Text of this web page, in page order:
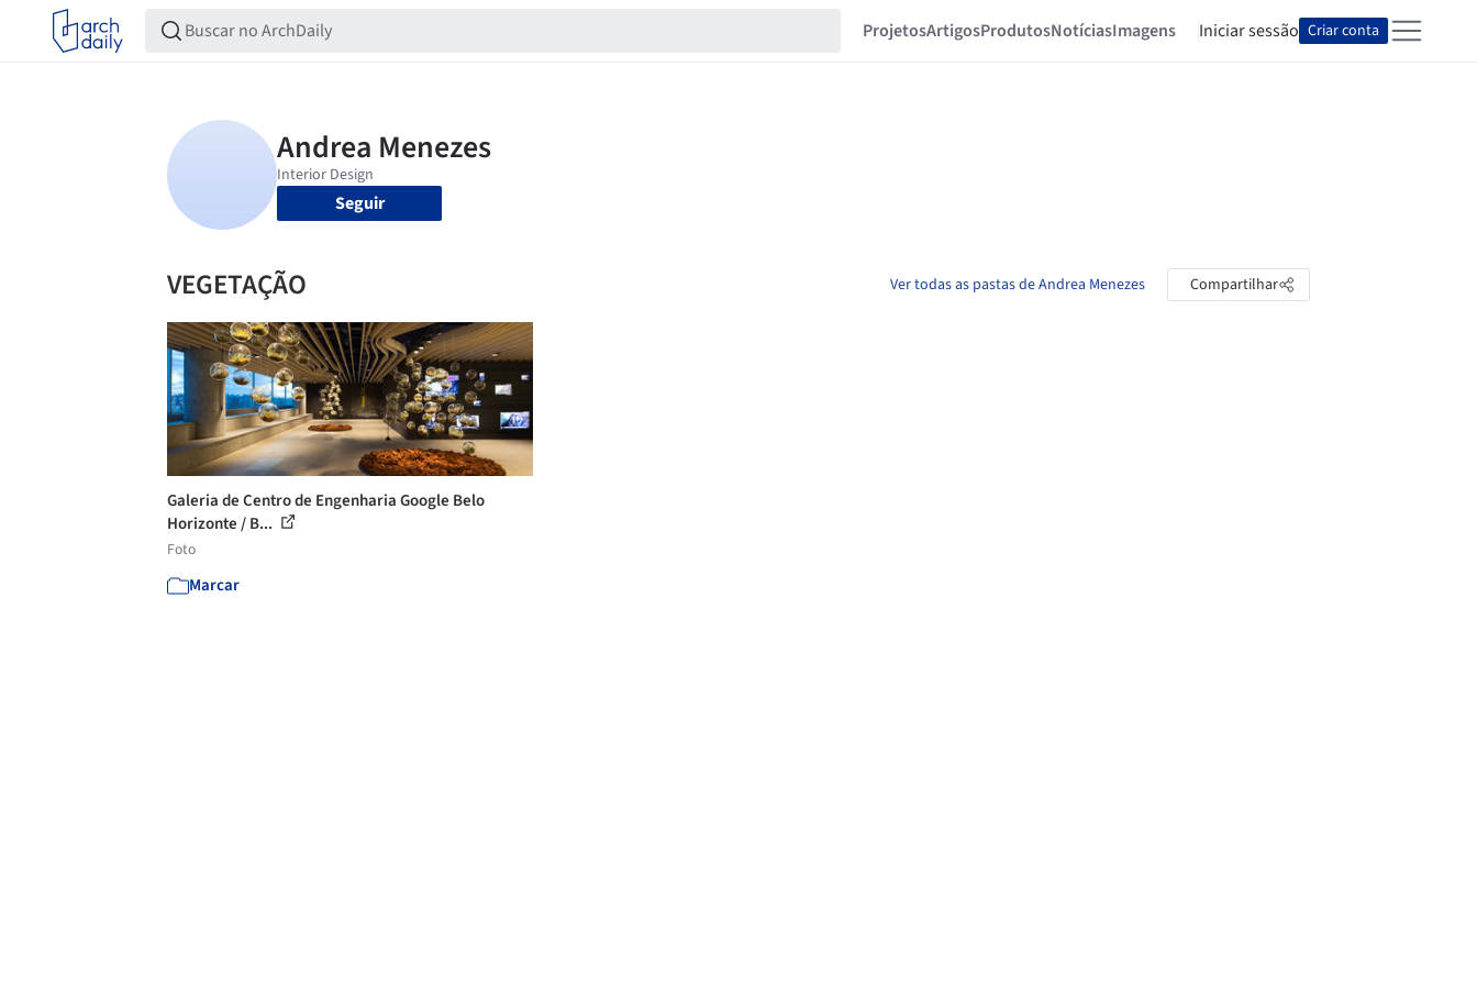
ProjetosArtigosProdutosNotíciasImagens Iniciar sessão Criar conta
Seguir
VEGETAÇÃO Ver todas as pastas de Andrea Menezes Compartilhar
Galeria de Centro de Engenharia Google Belo
Horizonte / B...
Foto
Marcar